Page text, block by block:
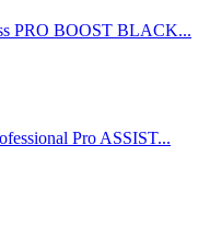
PRO BOOST BLACK...
Pro ASSIST...